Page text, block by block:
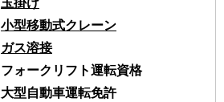
小型移動式クレーン
ガス溶接
フォークリフト運転資格
大型自動車運転免許